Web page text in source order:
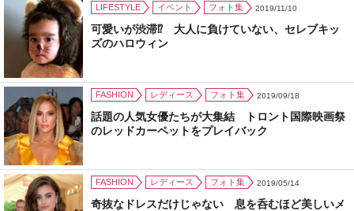
LIFESTYLE イベント フォト集 2019/11/10
可愛いが渋滞⁉ 大人に負けていない、セレブキッ
ズのハロウィン
FASHION レディース フォト集 2019/09/18
話題の人気女優たちが大集結 トロント国際映画祭
のレッドカーペットをプレイバック
FASHION レディース フォト集 2019/05/14
奇抜なドレスだけじゃない 息を呑むほど美しいメ